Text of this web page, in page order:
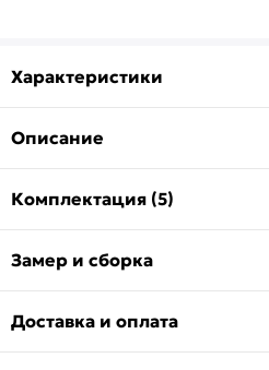
Характеристики
Описание
Комплектация (5)
Замер и сборка
Доставка и оплата